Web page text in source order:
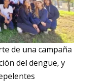
de una campaña
del dengue, y